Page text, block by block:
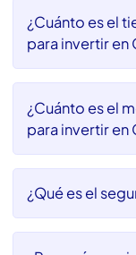
¿El valor que
valor final?
¿El CDT se
digo nada?
¿Cuánto es el
para invertir